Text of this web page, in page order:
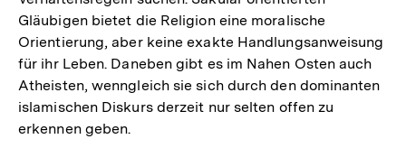
Gläubigen bietet die Religion eine moralische
Orientierung, aber keine exakte Handlungsanweisung
für ihr Leben. Daneben gibt es im Nahen Osten auch
Atheisten, wenngleich sie sich durch den dominanten
islamischen Diskurs derzeit nur selten offen zu
erkennen geben.